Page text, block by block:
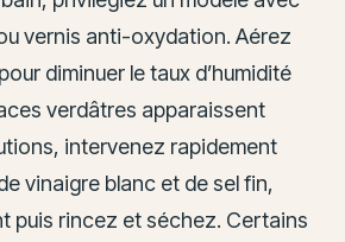
vernis anti-oxydation. Aérez
diminuer le taux d’humidité
verdâtres apparaissent
intervenez rapidement
vinaigre blanc et de sel fin,
puis rincez et séchez. Certains